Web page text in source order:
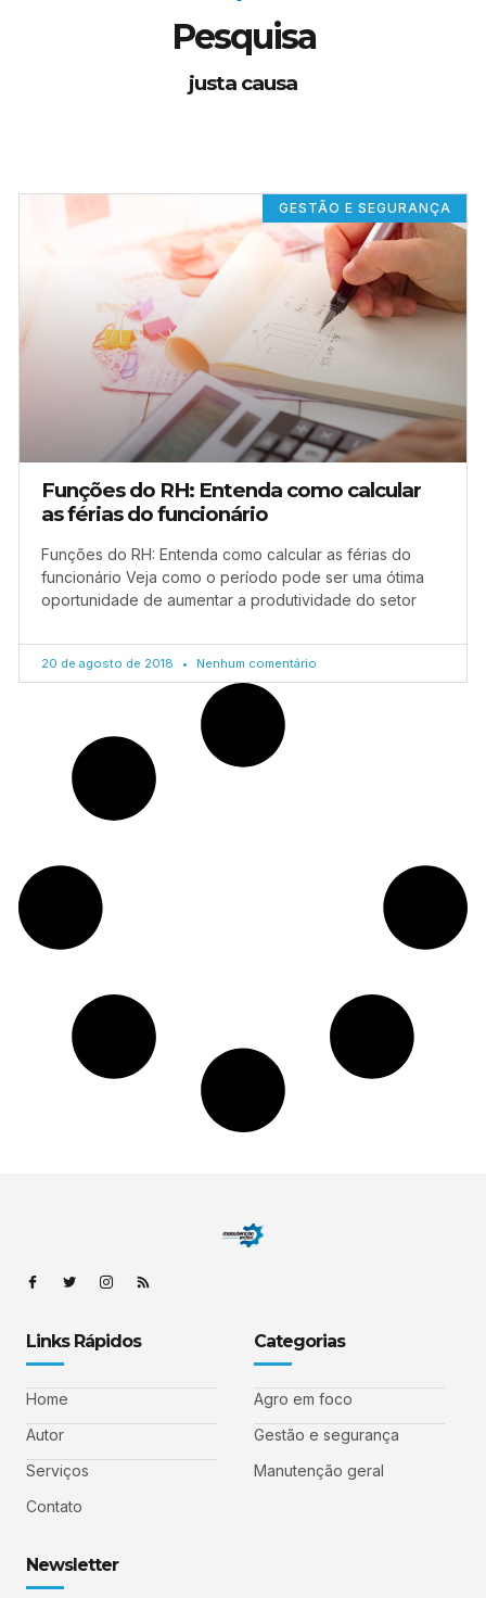
Pesquisa
justa causa
GESTÃO E SEGURANÇA
Funções do RH: Entenda como calcular
as férias do funcionário
Funções do RH: Entenda como calcular as férias do
funcionário Veja como o período pode ser uma ótima
oportunidade de aumentar a produtividade do setor
20 de agosto de 2018 Nenhum comentário
Links Rápidos
Home
Autor
Serviços
Contato
Categorias
Agro em foco
Gestão e segurança
Manutenção geral
Newsletter